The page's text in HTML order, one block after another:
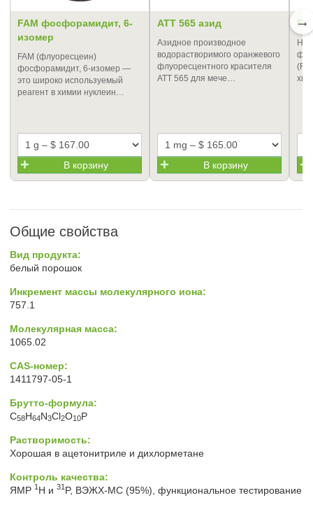
FAM фосфорамидит, 6-
изомер
FAM (флуоресцеин)
фосфорамидит, 6-изомер —
это широко используемый
реагент в химии нуклеин…
В корзину
ATT 565 азид
Азидное производное
водорастворимого оранжевого
флуоресцентного красителя
ATT 565 для мече…
В корзину
→
Общие свойства
Вид продукта:
белый порошок
Инкремент массы молекулярного иона:
757.1
Молекулярная масса:
1065.02
CAS-номер:
1411797-05-1
Брутто-формула:
C58H64N3Cl2O10P
Растворимость:
Хорошая в ацетонитриле и дихлорметане
Контроль качества:
ЯМР 1H и 31P, ВЭЖХ-МС (95%), функциональное тестирование